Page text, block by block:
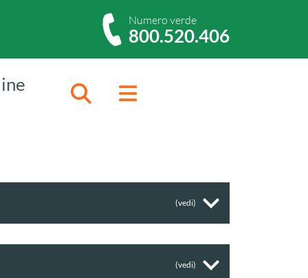
Numero verde
800.520.406
CercaMenu
(vedi)
(vedi)